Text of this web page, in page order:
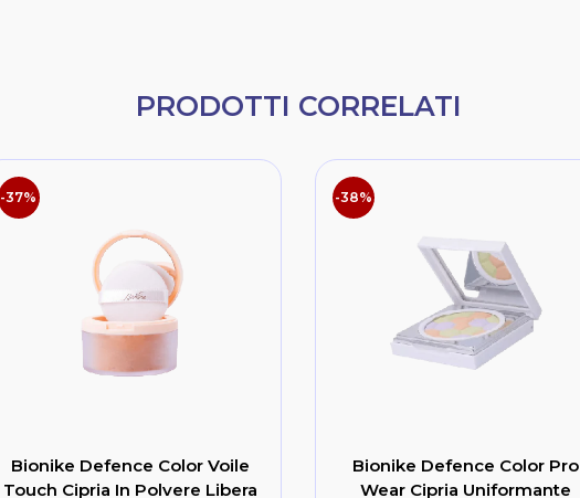
PRODOTTI CORRELATI
-37%
Bionike Defence Color Voile
Touch Cipria In Polvere Libera
-38%
Bionike Defence Color Pro
Wear Cipria Uniformante